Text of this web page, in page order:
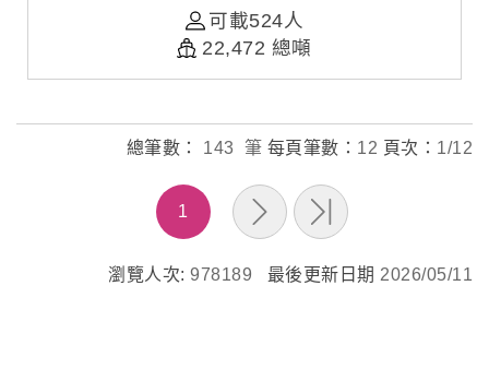
可載524人
22,472 總噸
總筆數： 143 筆 每頁筆數： 12 頁次： 1/12
1
瀏覽人次: 978189 最後更新日期 2026/05/11